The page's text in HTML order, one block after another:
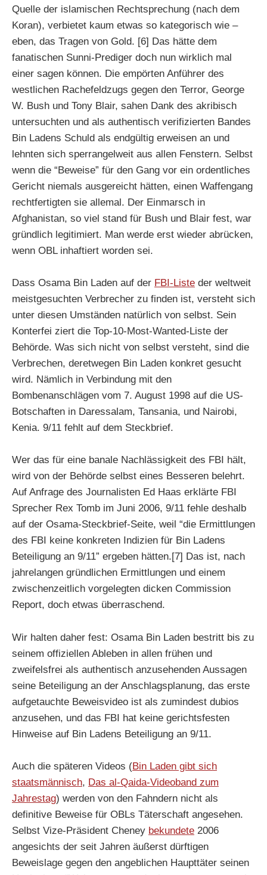
Quelle der islamischen Rechtsprechung (nach dem
Koran), verbietet kaum etwas so kategorisch wie –
eben, das Tragen von Gold. [6] Das hätte dem
fanatischen Sunni-Prediger doch nun wirklich mal
einer sagen können. Die empörten Anführer des
westlichen Rachefeldzugs gegen den Terror, George
W. Bush und Tony Blair, sahen Dank des akribisch
untersuchten und als authentisch verifizierten Bandes
Bin Ladens Schuld als endgültig erweisen an und
lehnten sich sperrangelweit aus allen Fenstern. Selbst
wenn die “Beweise” für den Gang vor ein ordentliches
Gericht niemals ausgereicht hätten, einen Waffengang
rechtfertigten sie allemal. Der Einmarsch in
Afghanistan, so viel stand für Bush und Blair fest, war
gründlich legitimiert. Man werde erst wieder abrücken,
wenn OBL inhaftiert worden sei.
Dass Osama Bin Laden auf der FBI-Liste der weltweit
meistgesuchten Verbrecher zu finden ist, versteht sich
unter diesen Umständen natürlich von selbst. Sein
Konterfei ziert die Top-10-Most-Wanted-Liste der
Behörde. Was sich nicht von selbst versteht, sind die
Verbrechen, deretwegen Bin Laden konkret gesucht
wird. Nämlich in Verbindung mit den
Bombenanschlägen vom 7. August 1998 auf die US-
Botschaften in Daressalam, Tansania, und Nairobi,
Kenia. 9/11 fehlt auf dem Steckbrief.
Wer das für eine banale Nachlässigkeit des FBI hält,
wird von der Behörde selbst eines Besseren belehrt.
Auf Anfrage des Journalisten Ed Haas erklärte FBI
Sprecher Rex Tomb im Juni 2006, 9/11 fehle deshalb
auf der Osama-Steckbrief-Seite, weil “die Ermittlungen
des FBI keine konkreten Indizien für Bin Ladens
Beteiligung an 9/11” ergeben hätten.[7] Das ist, nach
jahrelangen gründlichen Ermittlungen und einem
zwischenzeitlich vorgelegten dicken Commission
Report, doch etwas überraschend.
Wir halten daher fest: Osama Bin Laden bestritt bis zu
seinem offiziellen Ableben in allen frühen und
zweifelsfrei als authentisch anzusehenden Aussagen
seine Beteiligung an der Anschlagsplanung, das erste
aufgetauchte Beweisvideo ist als zumindest dubios
anzusehen, und das FBI hat keine gerichtsfesten
Hinweise auf Bin Ladens Beteiligung an 9/11.
Auch die späteren Videos (Bin Laden gibt sich
staatsmännisch, Das al-Qaida-Videoband zum
Jahrestag) werden von den Fahndern nicht als
definitive Beweise für OBLs Täterschaft angesehen.
Selbst Vize-Präsident Cheney bekundete 2006
angesichts der seit Jahren äußerst dürftigen
Beweislage gegen den angeblichen Haupttäter seinen